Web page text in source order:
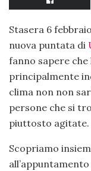
Stasera 6
nuova puntata di
fanno sapere
principalmente
clima non non
persone che si
piuttosto agitate.
Scopriamo